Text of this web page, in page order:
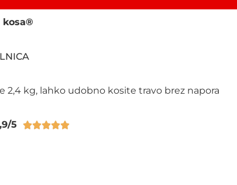
kosa®
2,4 kg, lahko udobno kosite travo brez napora
5 